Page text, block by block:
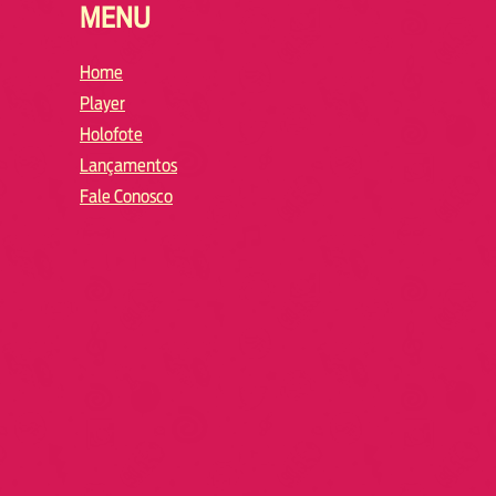
MENU
Home
Player
Holofote
Lançamentos
Fale Conosco